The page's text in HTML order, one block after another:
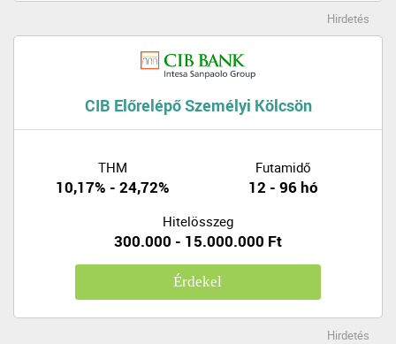
Hirdetés
CIB Előrelépő Személyi Kölcsön
THM
10,17% - 24,72%
Futamidő
12 - 96 hó
Hitelösszeg
300.000 - 15.000.000 Ft
Érdekel
Hirdetés